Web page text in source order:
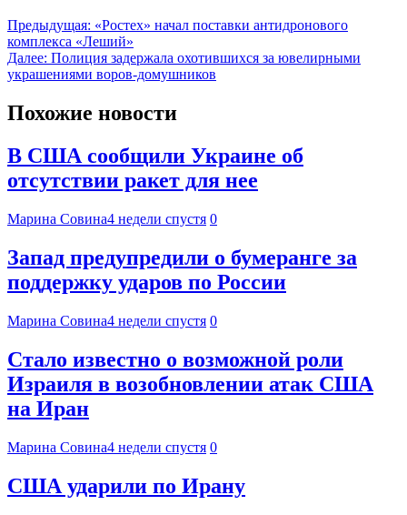
Предыдущая: «Ростех» начал поставки антидронового
комплекса «Леший»
Далее: Полиция задержала охотившихся за ювелирными
украшениями воров-домушников
Похожие новости
В США сообщили Украине об
отсутствии ракет для нее
Марина Совина4 недели спустя 0
Запад предупредили о бумеранге за
поддержку ударов по России
Марина Совина4 недели спустя 0
Стало известно о возможной роли
Израиля в возобновлении атак США
на Иран
Марина Совина4 недели спустя 0
США ударили по Ирану